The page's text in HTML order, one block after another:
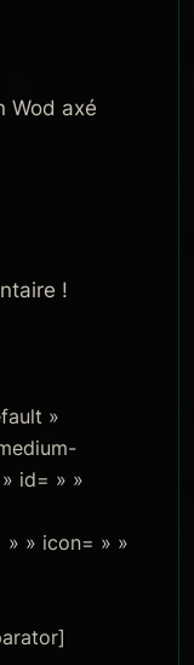
Wod axé
!
»
id= » »
» » icon= » »